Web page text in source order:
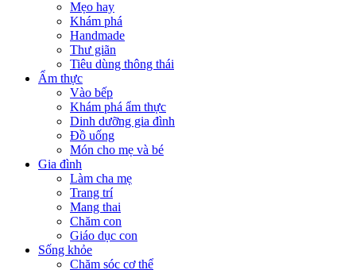
Mẹo hay
Khám phá
Handmade
Thư giãn
Tiêu dùng thông thái
Ẩm thực
Vào bếp
Khám phá ẩm thực
Dinh dưỡng gia đình
Đồ uống
Món cho mẹ và bé
Gia đình
Làm cha mẹ
Trang trí
Mang thai
Chăm con
Giáo dục con
Sống khỏe
Chăm sóc cơ thể